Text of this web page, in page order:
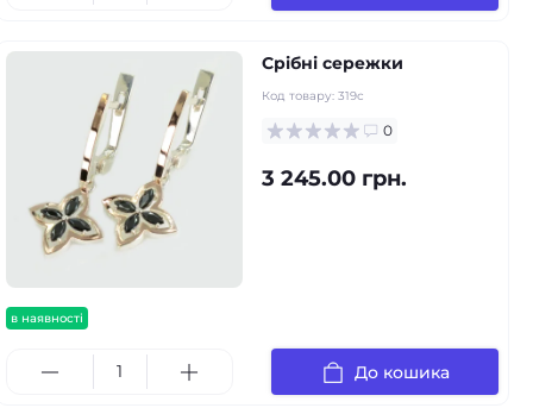
в наявності
Срібні сережки
Код товару: 319с
0
3 245.00 грн.
До кошика